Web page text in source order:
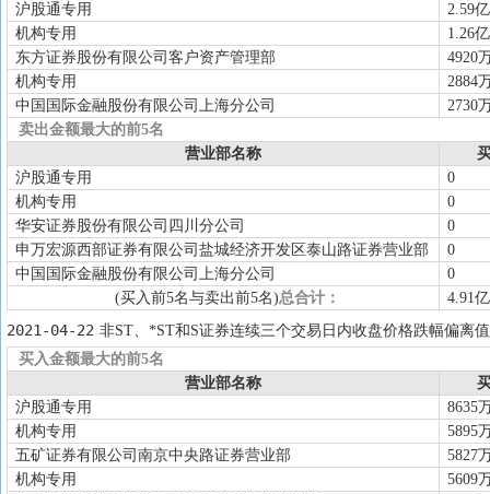
沪股通专用
2.59亿
机构专用
1.26亿
东方证券股份有限公司客户资产管理部
4920
机构专用
2884
中国国际金融股份有限公司上海分公司
2730
卖出金额最大的前5名
营业部名称
沪股通专用
0
机构专用
0
华安证券股份有限公司四川分公司
0
申万宏源西部证券有限公司盐城经济开发区泰山路证券营业部
0
中国国际金融股份有限公司上海分公司
0
(买入前5名与卖出前5名)总合计： 4.91亿
2021-04-22 非ST、*ST和S证券连续三个交易日内收盘价格跌幅偏离
买入金额最大的前5名
营业部名称
沪股通专用
8635
机构专用
5895
五矿证券有限公司南京中央路证券营业部
5827
机构专用
5609